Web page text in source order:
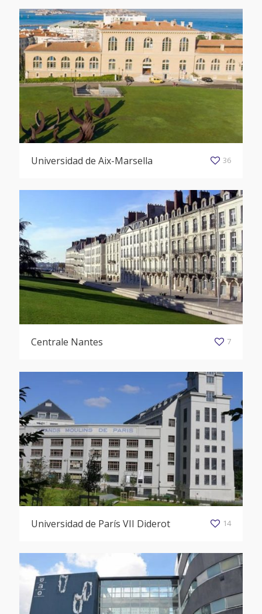
Universidad de Aix-Marsella 36
Centrale Nantes 7
Universidad de París VII Diderot 14